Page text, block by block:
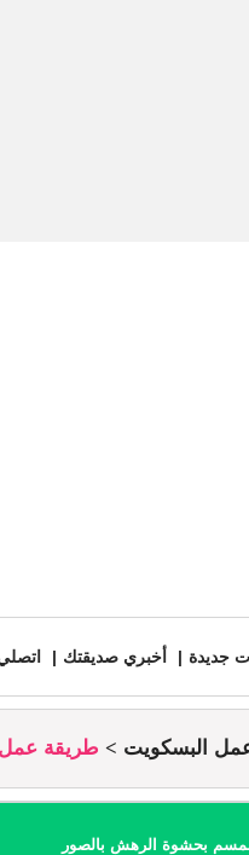
جديدة أخبري صديقتك
البسكويت طريقة
بحشوة الرهش بالصور